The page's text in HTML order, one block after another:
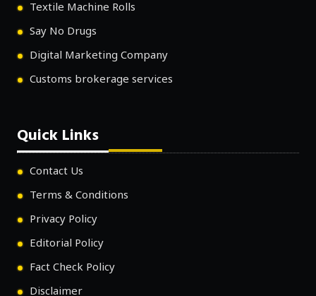
Textile Machine Rolls
Say No Drugs
Digital Marketing Company
Customs brokerage services
Quick Links
Contact Us
Terms & Conditions
Privacy Policy
Editorial Policy
Fact Check Policy
Disclaimer